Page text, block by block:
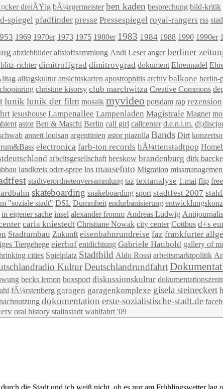
dreiÃŸig bÃ¼rgermeister ben kaden besprechung bild-kritik
spiegel pfadfinder presse Pressespiegel royal-rangers rss
1969 1970er 1973 1975 1980er 1983 1984 1988 1990 1990er
abziehbilder altstoffsammlung Andi Leser anger berliner
richter dimitroffgrad dimitrovgrad dokument Ehrennadel
alltagskultur ansichtskarten apostrophitis archiv balkone berlin-
chopinring christine kisorsy club marchwitza Creative Commons
lunik lunik der film mosaik myvideo potsdam rap rezension
jesushouse Lampenallee Lampenladen Magistrale Magnet
astor Ben & Maschi Berlin call girl callcenter d.e.n.i.m.
annett louisan argentinien astor piazolla Bands Dirt
electronica farb-ton records hÃ¼ttenstadtpop
arbeitsgesellschaft beeskow brandenburg dirk
landkreis oder-spree los mausefoto Migration
stadtverordnetenversammlung taz textanalyse 1.mai flip
skateboarding snakeboarding sport stadtfest 2007
"soziale stadt" DSL Dummheit endurbanisierung
in eigener sache insel alexander fromm Andreas Ludwig
carla kniestedt Christiane Nowak city center Cottbus d+s
Stadtumbau Zukunft eisenbahnrundreise faz frankfurter
Tiergehege eierhof entdichtung Gabriele Haubold gallery of
cities Spielplatz Stadtbild Aldo Rossi arbeitsmarktpolitik
KulturDeutschlandrundfahrt
becks lemon boxsport diskussionskultur
fÃ¼rstenberg garagen garagenkomplexe gisela steineckert
dokumentation erste-sozialistische-stadt.de
oral history stalinstadt wahlfahrt '09
die Stadt und ich weiß nicht, ob es nur am Frühlingswetter